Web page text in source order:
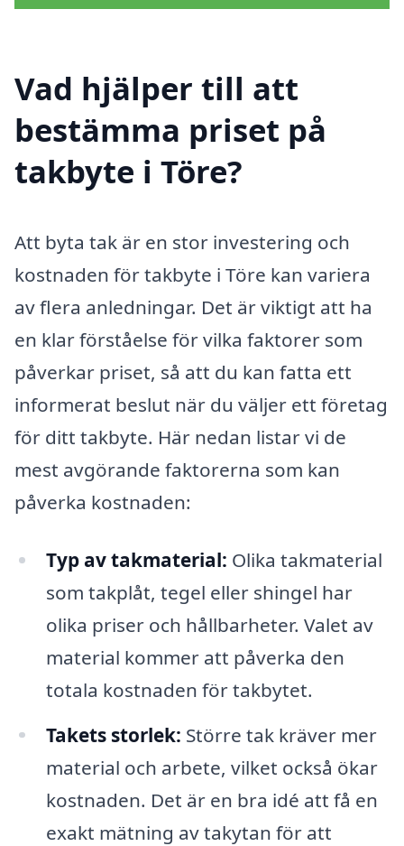
Vad hjälper till att
bestämma priset på
takbyte i Töre?
Att byta tak är en stor investering och
kostnaden för takbyte i Töre kan variera
av flera anledningar. Det är viktigt att ha
en klar förståelse för vilka faktorer som
påverkar priset, så att du kan fatta ett
informerat beslut när du väljer ett företag
för ditt takbyte. Här nedan listar vi de
mest avgörande faktorerna som kan
påverka kostnaden:
Typ av takmaterial: Olika takmaterial
som takplåt, tegel eller shingel har
olika priser och hållbarheter. Valet av
material kommer att påverka den
totala kostnaden för takbytet.
Takets storlek: Större tak kräver mer
material och arbete, vilket också ökar
kostnaden. Det är en bra idé att få en
exakt mätning av takytan för att